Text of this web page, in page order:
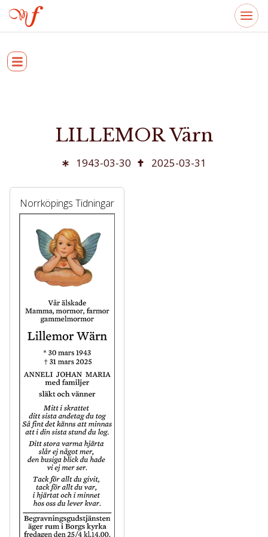
LILLEMOR Värn
1943-03-30 2025-03-31
Norrköpings Tidningar